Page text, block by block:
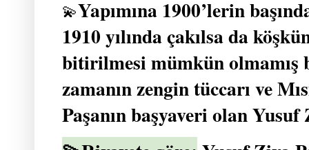
💫Yapımına 1900’lerin
1910 yılında çakılsa da
bitirilmesi mümkün
zamanın zengin tüccarı ve
Paşanın başyaveri olan Yusuf